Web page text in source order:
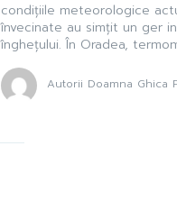
condițiile meteorologice
învecinate au simțit un ger
înghețului. În Oradea,
Autorii Doamna Ghica